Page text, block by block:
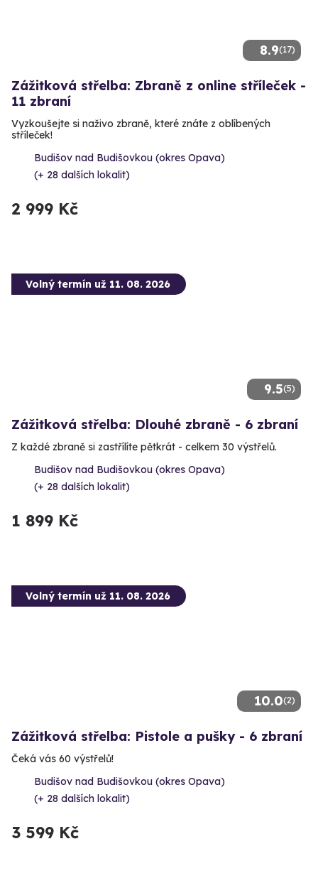
8.9(17)
Zážitková střelba: Zbraně z online stříleček -
11 zbraní
Vyzkoušejte si naživo zbraně, které znáte z oblíbených
stříleček!
Budišov nad Budišovkou (okres Opava)
(+ 28 dalších lokalit)
2 999 Kč
9.5(5)
Volný termín už 11. 08. 2026
Zážitková střelba: Dlouhé zbraně - 6 zbraní
Z každé zbraně si zastřílíte pětkrát - celkem 30 výstřelů.
Budišov nad Budišovkou (okres Opava)
(+ 28 dalších lokalit)
1 899 Kč
10.0(2)
Volný termín už 11. 08. 2026
Zážitková střelba: Pistole a pušky - 6 zbraní
Čeká vás 60 výstřelů!
Budišov nad Budišovkou (okres Opava)
(+ 28 dalších lokalit)
3 599 Kč